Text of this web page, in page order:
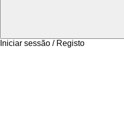
Iniciar sessão / Registo